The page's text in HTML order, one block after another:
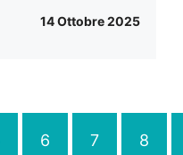
14 Ottobre 2025
6 7 8